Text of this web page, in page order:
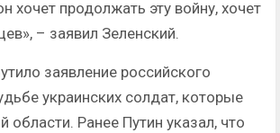
хочет продолжать эту войну, хочет
– заявил Зеленский.
заявление российского
украинских солдат, которые
области. Ранее Путин указал, что